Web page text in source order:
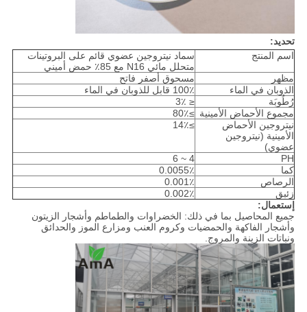
تحديد:
اسم المنتج
سماد نيتروجين عضوي قائم على البروتينات
متحلل مائي N16 مع 85٪ حمض أميني
مظهر
مسحوق أصفر فاتح
الذوبان في الماء
100٪ قابل للذوبان في الماء
رُطُوبَة
≤ 3٪
مجموع الأحماض الأمينية ≥80٪
نيتروجين الأحماض
الأمينية (نيتروجين
عضوي)
≥14٪
PH
4 ~ 6
كما
0.0055٪
الرصاص
0.001٪
زئبق
0.002٪
إستعمال:
جميع المحاصيل بما في ذلك: الخضراوات والطماطم وأشجار الزيتون
وأشجار الفاكهة والحمضيات وكروم العنب ومزارع الموز والحدائق
ونباتات الزينة والمروج.